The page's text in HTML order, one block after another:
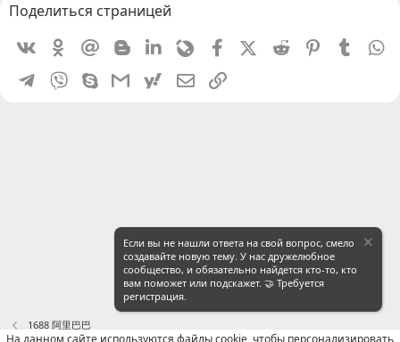
Поделиться страницей
VkontakteOdnoklassniki
Mail.ru BloggerLinkedin
LivejournalFacebookX (Twitter)
Reddit PinterestTumblr
Telegram
Viber SkypeGmailyahoomailЭлектронная почта
1688 阿里巴巴
Если вы не нашли ответа на свой вопрос, смело
создавайте новую тему. У нас дружелюбное
сообщество, и обязательно найдется кто-то, кто
вам поможет или подскажет. 🤝 Требуется
регистрация.
На данном сайте используются файлы cookie, чтобы персонализировать